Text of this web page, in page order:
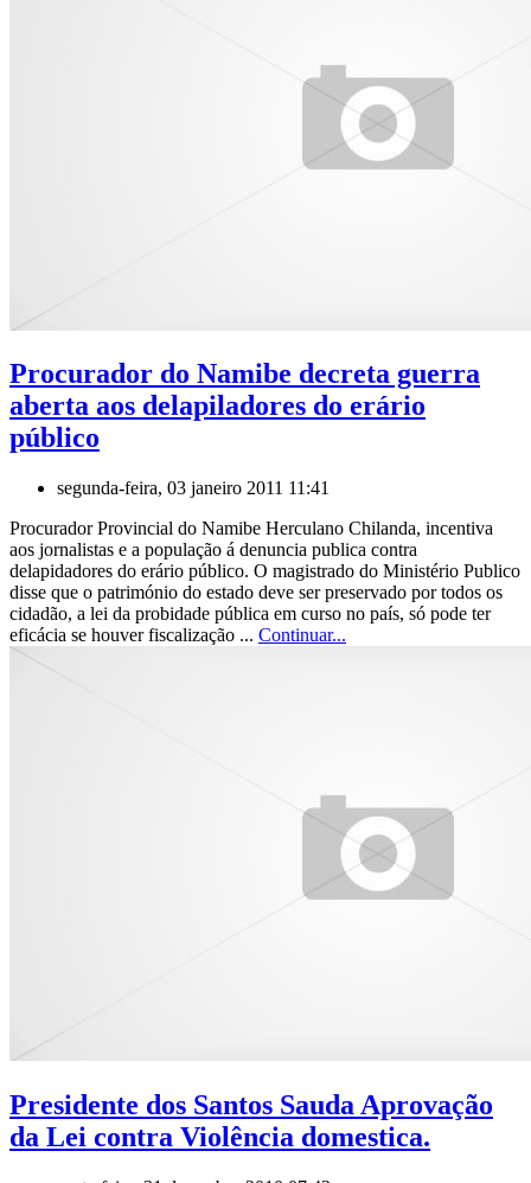
Procurador do Namibe decreta guerra
aberta aos delapiladores do erário
público
segunda-feira, 03 janeiro 2011 11:41
Procurador Provincial do Namibe Herculano Chilanda, incentiva
aos jornalistas e a população á denuncia publica contra
delapidadores do erário público. O magistrado do Ministério Publico
disse que o património do estado deve ser preservado por todos os
cidadão, a lei da probidade pública em curso no país, só pode ter
eficácia se houver fiscalização ... Continuar...
Presidente dos Santos Sauda Aprovação
da Lei contra Violência domestica.